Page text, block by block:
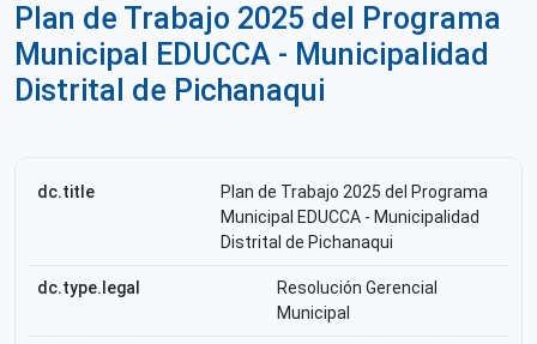
Plan de Trabajo 2025 del Programa
Municipal EDUCCA - Municipalidad
Distrital de Pichanaqui
dc.title
Plan de Trabajo 2025 del Programa
Municipal EDUCCA - Municipalidad
Distrital de Pichanaqui
dc.type.legal
Resolución Gerencial
Municipal